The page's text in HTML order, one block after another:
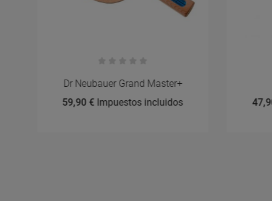
Dr Neubauer Grand Master+
59,90 € Impuestos incluidos